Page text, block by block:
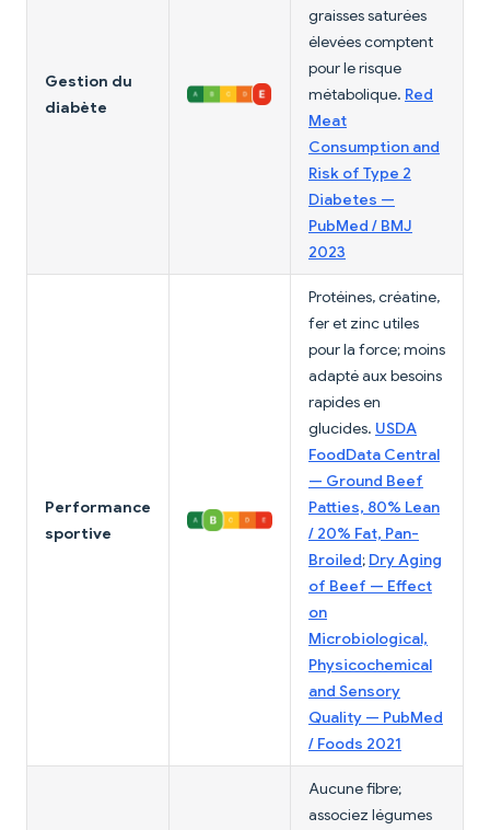
Gestion du
diabète
graisses saturées
élevées comptent
pour le risque
métabolique. Red
Meat
Consumption and
Risk of Type 2
Diabetes —
PubMed / BMJ
2023
Performance
sportive
Protéines, créatine,
fer et zinc utiles
pour la force; moins
adapté aux besoins
rapides en
glucides. USDA
FoodData Central
— Ground Beef
Patties, 80% Lean
/ 20% Fat, Pan-
Broiled; Dry Aging
of Beef — Effect
on
Microbiological,
Physicochemical
and Sensory
Quality — PubMed
/ Foods 2021
Aucune fibre;
associez légumes